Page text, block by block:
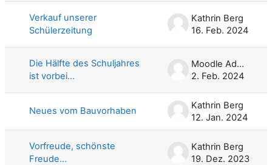
Verkauf unserer
Schülerzeitung
Kathrin Berg
16. Feb. 2024
Die Hälfte des Schuljahres
ist vorbei...
Moodle Admin
2. Feb. 2024
Neues vom Bauvorhaben
Kathrin Berg
12. Jan. 2024
Vorfreude, schönste
Freude...
Kathrin Berg
19. Dez. 2023